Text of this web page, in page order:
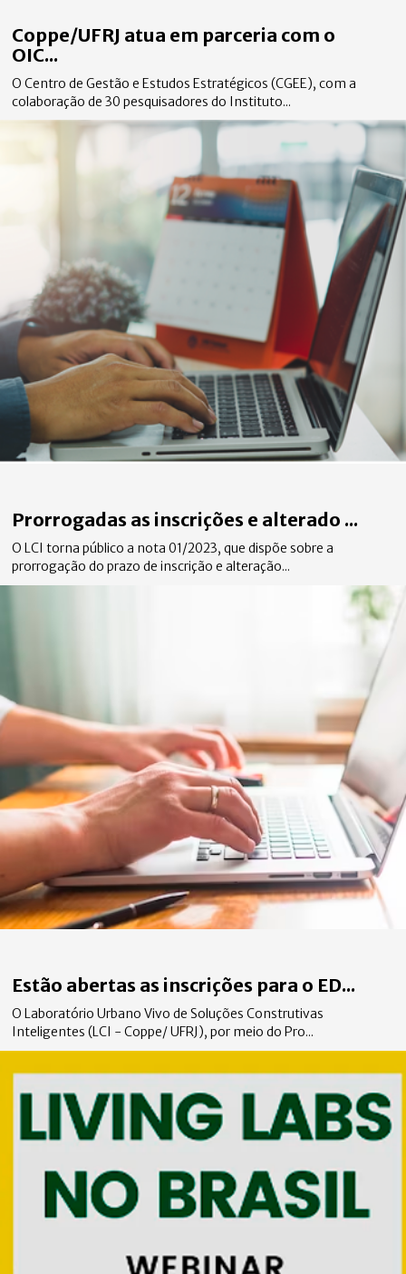
Coppe/UFRJ atua em parceria com o
OIC...
O Centro de Gestão e Estudos Estratégicos (CGEE), com a
colaboração de 30 pesquisadores do Instituto...
Prorrogadas as inscrições e alterado ...
O LCI torna público a nota 01/2023, que dispõe sobre a
prorrogação do prazo de inscrição e alteração...
Estão abertas as inscrições para o ED...
O Laboratório Urbano Vivo de Soluções Construtivas
Inteligentes (LCI - Coppe/ UFRJ), por meio do Pro...